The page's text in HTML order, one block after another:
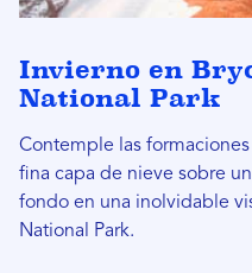
Invierno en
National Park
Contemple las
fina capa de nieve sobre
fondo en una inolvidable
National Park.